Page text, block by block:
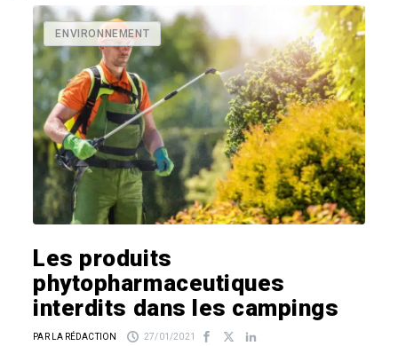
ENVIRONNEMENT
Les produits
phytopharmaceutiques
interdits dans les campings
PAR LA RÉDACTION 27/01/2021